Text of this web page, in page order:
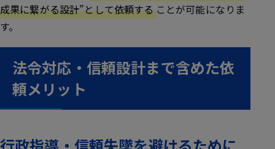
成果に繋がる設計”として依頼することが可能になりま
す。
法令対応・信頼設計まで含めた依
頼メリット